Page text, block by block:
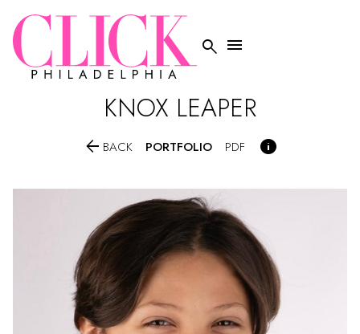
 
KNOX LEAPER
 BACK PORTFOLIO PDF 